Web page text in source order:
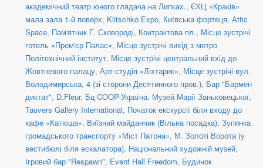
академічний театр юного глядача на Липках., ЄКЦ «Краків»
мала зала 1-й поверх, Klitschko Expo, Київська фортеця, Attic
Space, Пам'ятник Г. Сковороді, Контрактова пл., Місце зустрічі
готель «Прем'єр Палас», Місце зустрічі вихід з метро
Політехнічний інститут, Місце зустрічі центральний вхід до
Жовтневого палацу, Арт-студія «Ліхтарик», Місце зустрічі вул.
Володимирська, 4 (зі сторони Десятинного пров.), Бар "Бармен
диктат", D.Fleur, Бц COOP-Україна, Музей Марії Заньковецької,
Tauvers Gallery International, Початок екскурсії біля входу до
кафе «Катюша», Виїзний майданчик (Вільна посадка), Зупинка
громадського транспорту «Міст Патона», М. Золоті Ворота (у
вестибюлі біля ескалатора), Національний художній музей,
Ігровий бар "Respawn", Event Hall Freedom, Будинок